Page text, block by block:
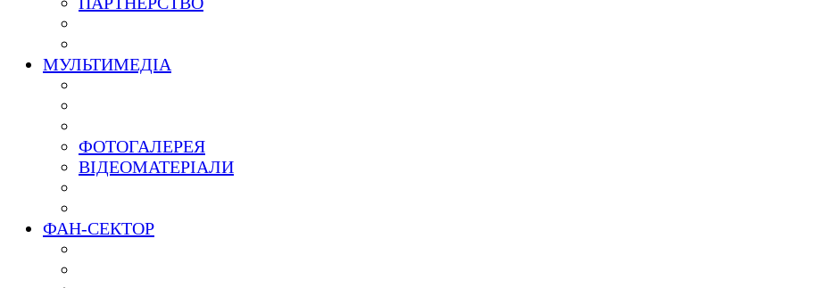
МУЛЬТИМЕДІА
ФОТОГАЛЕРЕЯ
ВІДЕОМАТЕРІАЛИ
ФАН-СЕКТОР